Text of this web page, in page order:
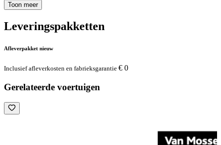
Toon meer
Leveringspakketten
Afleverpakket nieuw
Inclusief afleverkosten en fabrieksgarantie € 0
Gerelateerde voertuigen